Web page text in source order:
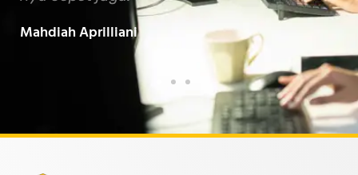
Baarokallahu Fiikum.."
Taufiqurrahman MZ